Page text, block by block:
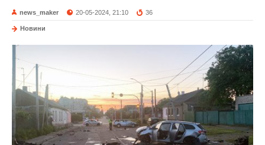
news_maker 20-05-2024, 21:10 36
Новини